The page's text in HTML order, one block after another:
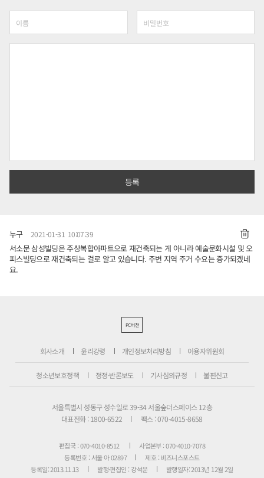
누구 2021-01-31 10:07:39
서소문 삼성빌딩은 주상복합아파트으로 재건축되는 게 아니라 예술문화시설 및 오
피스빌딩으로 재건축되는 걸로 알고 있습니다. 주변 지역 주거 수요는 증가되겠네
요.
PC버전
회사소개 윤리강령 개인정보처리방침 이용자위원회
청소년보호정책 정정·반론보도 기사심의규정 불편신고
서울특별시 성동구 성수일로 39-34 서울숲더스페이스 12층
대표전화 : 1800-6522
팩스 : 070-4015-8658
편집국 : 070-4010-8512
사업본부 : 070-4010-7078
등록번호 : 서울 아 02897
제호 : 비즈니스포스트
등록일: 2013.11.13
발행·편집인 : 강석운
발행일자: 2013년 12월 2일